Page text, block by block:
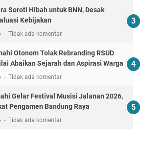
Soroti Hibah untuk BNN, Desak
Kebijakan
Tidak ada komentar
Otonom Tolak Rebranding RSUD
Abaikan Sejarah dan Aspirasi Warga
Tidak ada komentar
Gelar Festival Musisi Jalanan 2026,
Pengamen Bandung Raya
Tidak ada komentar